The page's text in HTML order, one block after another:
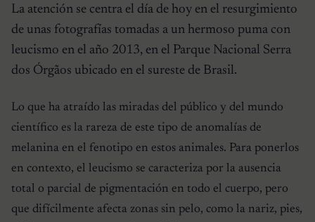
La atención se centra el día de hoy en el resurgimiento
de unas fotografías tomadas a un hermoso puma con
leucismo en el año 2013, en el Parque Nacional Serra
dos Órgãos ubicado en el sureste de Brasil.
Lo que ha atraído las miradas del público y del mundo
científico es la rareza de este tipo de anomalías de
melanina en el fenotipo en estos animales. Para ponerlos
en contexto, el leucismo se caracteriza por la ausencia
total o parcial de pigmentación en todo el cuerpo, pero
que difícilmente afecta zonas sin pelo, como la nariz, pies,